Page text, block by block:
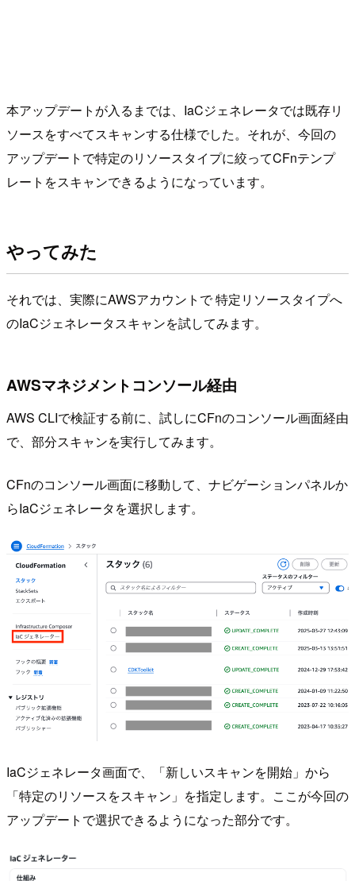
本アップデートが入るまでは、IaCジェネレータでは既存リ
ソースをすべてスキャンする仕様でした。それが、今回の
アップデートで特定のリソースタイプに絞ってCFnテンプ
レートをスキャンできるようになっています。
やってみた
それでは、実際にAWSアカウントで 特定リソースタイプへ
のIaCジェネレータスキャンを試してみます。
AWSマネジメントコンソール経由
AWS CLIで検証する前に、試しにCFnのコンソール画面経由
で、部分スキャンを実行してみます。
CFnのコンソール画面に移動して、ナビゲーションパネルか
らIaCジェネレータを選択します。
IaCジェネレータ画面で、「新しいスキャンを開始」から
「特定のリソースをスキャン」を指定します。ここが今回の
アップデートで選択できるようになった部分です。